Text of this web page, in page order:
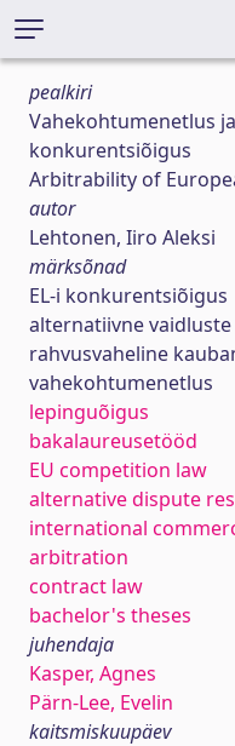
pealkiri
Vahekohtumenetlus
konkurentsiõigus
Arbitrability of
autor
Lehtonen, Iiro Aleksi
märksõnad
EL-i konkurentsiõigus
alternatiivne
rahvusvaheline
vahekohtumenetlus
lepinguõigus
bakalaureusetööd
EU competition law
alternative dispute
international
arbitration
contract law
bachelor's theses
juhendaja
Kasper, Agnes
Pärn-Lee, Evelin
kaitsmiskuupäev